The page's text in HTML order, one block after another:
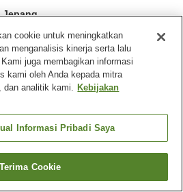
Jepang
Restoran
Cari kamar
cookie untuk meningkatkan
menganalisis kinerja serta lalu
juga membagikan informasi
kami oleh Anda kepada mitra
dan analitik kami. Kebijakan
Informasi Pribadi Saya
Terima Cookie